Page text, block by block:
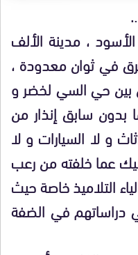
، مدينة الألف
في ثوان معدودة ،
بين حي السي لخضر و
سابق إنذار من
و لا السيارات و لا
عما خلفته من رعب
التلاميذ خاصة حيث
دراساتهم في الضفة